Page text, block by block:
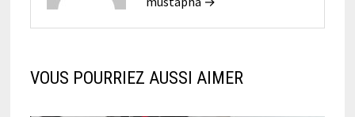
VOUS POURRIEZ AUSSI AIMER